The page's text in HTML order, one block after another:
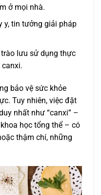
ở mọi nhà.
y, tin tưởng giải pháp
lưu sử dụng thực
bảo vệ sức khỏe
Tuy nhiên, việc đặt
nhất như “canxi” –
học tổng thể – có
thậm chí, những